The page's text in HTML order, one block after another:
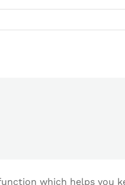
which helps you